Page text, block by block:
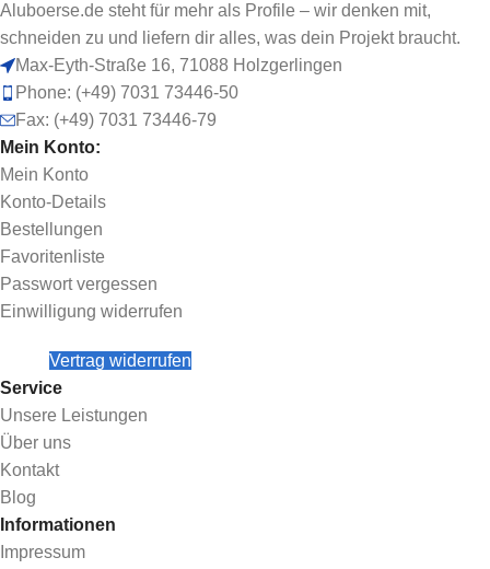
Aluboerse.de steht für mehr als Profile – wir denken mit,
schneiden zu und liefern dir alles, was dein Projekt braucht.
Max-Eyth-Straße 16, 71088 Holzgerlingen
Phone: (+49) 7031 73446-50
Fax: (+49) 7031 73446-79
Mein Konto:
Mein Konto
Konto-Details
Bestellungen
Favoritenliste
Passwort vergessen
Einwilligung widerrufen
Vertrag widerrufen
Service
Unsere Leistungen
Über uns
Kontakt
Blog
Informationen
Impressum